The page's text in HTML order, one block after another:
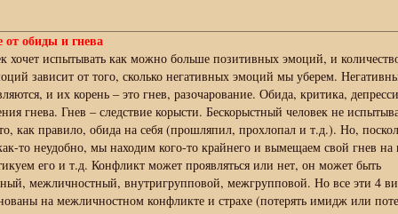
от обиды и гнева
хочет испытывать как можно больше позитивных эмоций, и
зависит от того, сколько негативных эмоций мы уберем.
и их корень – это гнев, разочарование. Обида, критика,
гнева. Гнев – следствие корысти. Бескорыстный человек не
как правило, обида на себя (прошляпил, прохлопал и т.д.). Но,
то неудобно, мы находим кого-то крайнего и вымещаем свой гнев на
его и т.д. Конфликт может проявляться или нет, он может быть
межличностный, внутригрупповой, межгрупповой. Но все эти 4
на межличностном конфликте и страхе (потерять имидж или